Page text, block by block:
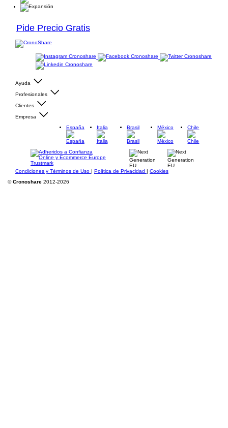
Pide Precio Gratis
Ayuda
Profesionales
Clientes
Empresa
España
Italia Brasil México Chile
Condiciones y Términos de Uso | Política de Privacidad | Cookies
©Cronoshare 2012-2026